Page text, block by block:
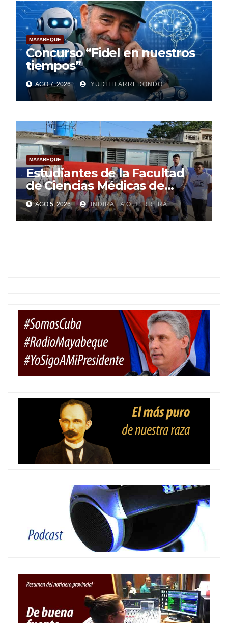
MAYABEQUE
Concurso “Fidel en nuestros
tiempos”
AGO 7, 2026 YUDITH ARREDONDO
MAYABEQUE
Estudiantes de la Facultad
de Ciencias Médicas de
Mayabeque realizan
pesquisa
AGO 5, 2026 INDIRA LA O HERRERA